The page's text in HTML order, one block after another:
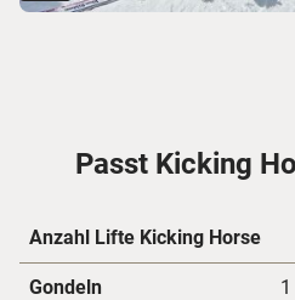
Passt Kicking
Anzahl Lifte Kicking Horse
Gondeln 1